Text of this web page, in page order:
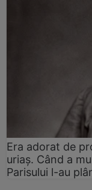
Era adorat de
uriaș. Când a
Parisului l-au